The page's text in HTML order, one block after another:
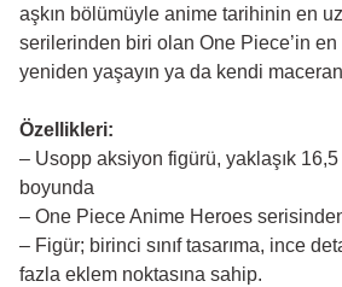
aşkın bölümüyle anime tarihinin en
serilerinden biri olan One Piece’in en
yeniden yaşayın ya da kendi
Özellikleri:
– Usopp aksiyon figürü, yaklaşık
boyunda
– One Piece Anime Heroes
– Figür; birinci sınıf tasarıma, ince
fazla eklem noktasına sahip.